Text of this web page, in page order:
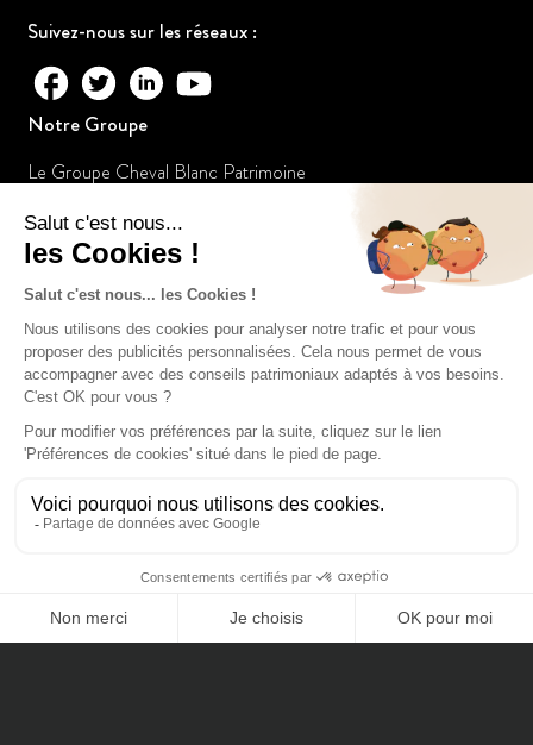
CONTACTEZ-NOUS
Suivez-nous sur les réseaux :
Notre Groupe
Le Groupe Cheval Blanc Patrimoine
Nos Collaborateurs
Nos Certifications
Cheval Blanc Patrimoine SAS au capital de 100 000€
RCS de Paris 803935840
ORIAS n° 14005259
Membre de l'ANACOFI n° E008458
Un gestionnaire de patrimoine raconte les folies de la